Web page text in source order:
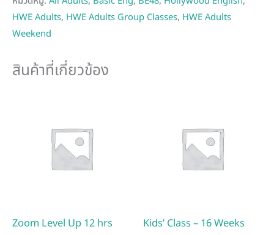
HWE Adults, HWE Adults Group Classes, HWE Adults
Weekend
สินค้าที่เกี่ยวข้อง
Zoom Level Up 12 hrs Kids’ Class – 16 Weeks